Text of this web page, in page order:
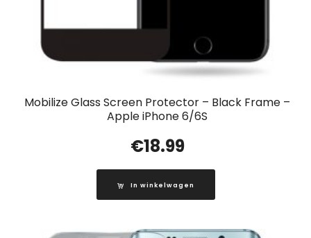
Mobilize Glass Screen Protector – Black Frame –
Apple iPhone 6/6S
€18.99
In winkelwagen